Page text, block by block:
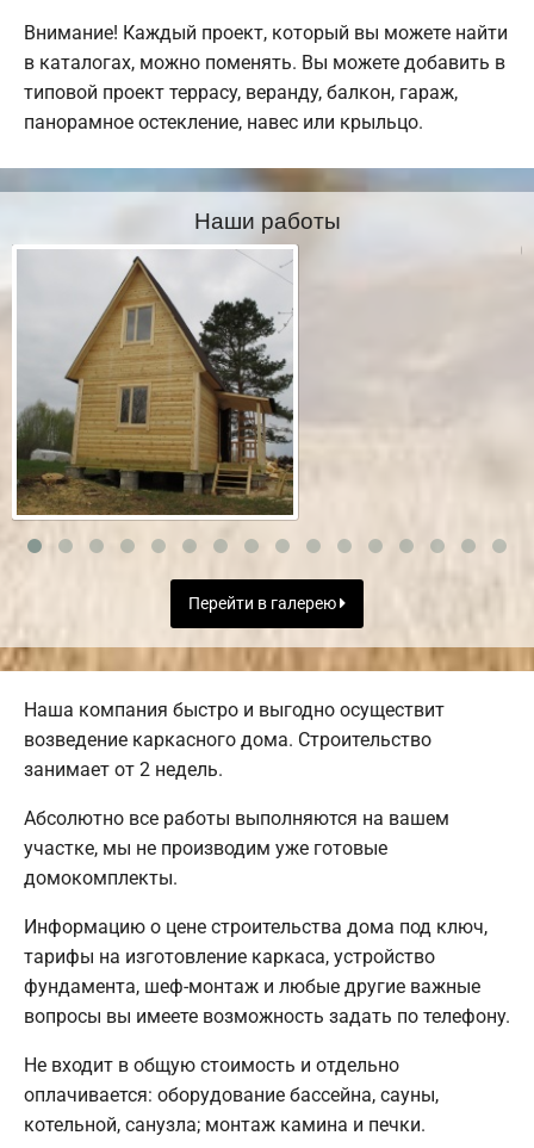
Внимание! Каждый проект, который вы можете найти
в каталогах, можно поменять. Вы можете добавить в
типовой проект террасу, веранду, балкон, гараж,
панорамное остекление, навес или крыльцо.
Наши работы
Перейти в галерею
Наша компания быстро и выгодно осуществит
возведение каркасного дома. Строительство
занимает от 2 недель.
Абсолютно все работы выполняются на вашем
участке, мы не производим уже готовые
домокомплекты.
Информацию о цене строительства дома под ключ,
тарифы на изготовление каркаса, устройство
фундамента, шеф-монтаж и любые другие важные
вопросы вы имеете возможность задать по телефону.
Не входит в общую стоимость и отдельно
оплачивается: оборудование бассейна, сауны,
котельной, санузла; монтаж камина и печки.